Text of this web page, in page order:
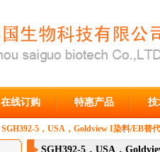
在线订购 特惠产品 技
SGH392-5，USA，Goldview I染料/EB替
SGH392-5，USA，